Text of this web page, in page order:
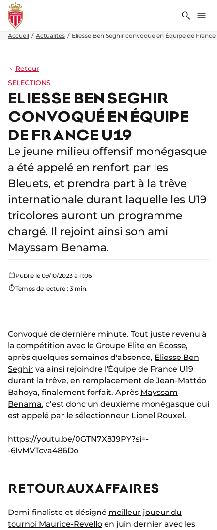
Accueil Actualités Eliesse Ben Seghir convoqué en Équipe de France
Retour
SÉLECTIONS
ELIESSE BEN SEGHIR
CONVOQUÉ EN ÉQUIPE
DE FRANCE U19
Le jeune milieu offensif monégasque
a été appelé en renfort par les
Bleuets, et prendra part à la trêve
internationale durant laquelle les U19
tricolores auront un programme
chargé. Il rejoint ainsi son ami
Mayssam Benama.
Publié le 09/10/2023 à 11:06
Temps de lecture : 3 min.
Convoqué de dernière minute. Tout juste revenu à
la compétition avec le Groupe Elite en Écosse,
après quelques semaines d'absence, Eliesse Ben
Seghir va ainsi rejoindre l'Équipe de France U19
durant la trêve, en remplacement de Jean-Mattéo
Bahoya, finalement forfait. Après Mayssam
Benama, c’est donc un deuxième monégasque qui
est appelé par le sélectionneur Lionel Rouxel.
https://youtu.be/0GTN7X8J9PY?si=-
-6IvMVTcva486Do
RETOUR AUX AFFAIRES
Demi-finaliste et désigné meilleur joueur du
tournoi Maurice-Revello en juin dernier avec les